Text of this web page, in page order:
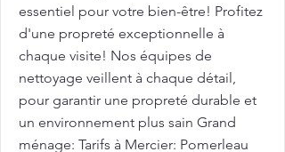
essentiel pour votre bien-être! Profitez
d'une propreté exceptionnelle à
chaque visite! Nos équipes de
nettoyage veillent à chaque détail,
pour garantir une propreté durable et
un environnement plus sain Grand
ménage: Tarifs à Mercier: Pomerleau